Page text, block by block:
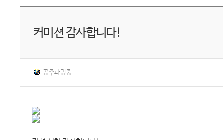
커미션 감사합니다!
공주파밍중